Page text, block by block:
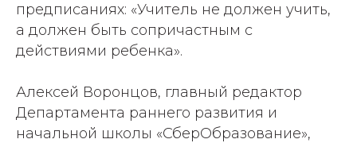
предписаниях: «Учитель не должен учить,
а должен быть сопричастным с
действиями ребенка».
Алексей Воронцов, главный редактор
Департамента раннего развития и
начальной школы «СберОбразование»,